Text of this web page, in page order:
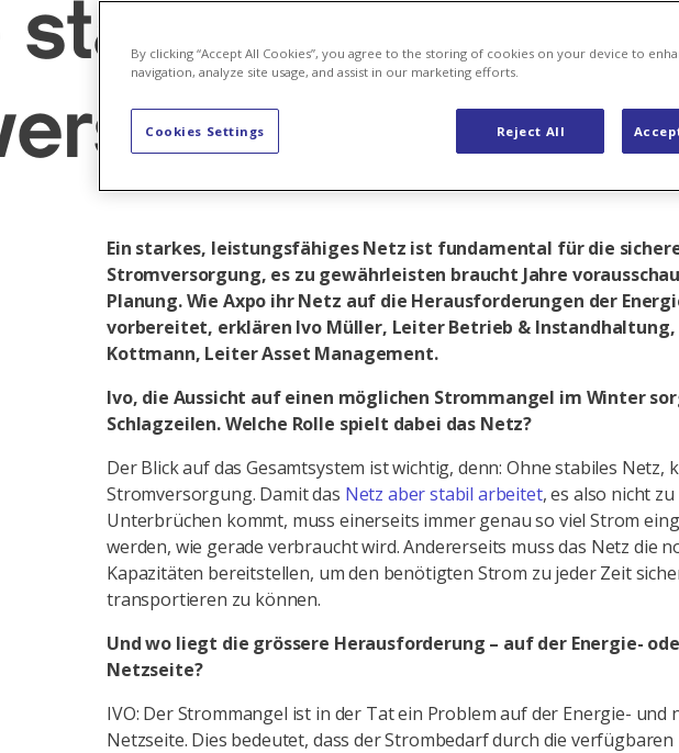
starkes Netz
Ein starkes, leistungsfähiges Netz ist fundamental für die
Stromversorgung, es zu gewährleisten braucht Jahre
Planung. Wie Axpo ihr Netz auf die Herausforderungen der
vorbereitet, erklären Ivo Müller, Leiter Betrieb & Instandhaltung,
Kottmann, Leiter Asset Management.
Ivo, die Aussicht auf einen möglichen Strommangel im Winter
Schlagzeilen. Welche Rolle spielt dabei das Netz?
Der Blick auf das Gesamtsystem ist wichtig, denn: Ohne stabiles Netz,
Stromversorgung. Damit das Netz aber stabil arbeitet, es also nicht zu
Unterbrüchen kommt, muss einerseits immer genau so viel Strom
werden, wie gerade verbraucht wird. Andererseits muss das Netz die
Kapazitäten bereitstellen, um den benötigten Strom zu jeder Zeit
transportieren zu können.
Und wo liegt die grössere Herausforderung – auf der Energie-
Netzseite?
IVO: Der Strommangel ist in der Tat ein Problem auf der Energie- und
Netzseite. Dies bedeutet, dass der Strombedarf durch die verfügbaren
By clicking “Accept All Cookies”, you agree to the storing of cookies on your device to
navigation, analyze site usage, and assist in our marketing efforts.
Reject All
Cookies Settings